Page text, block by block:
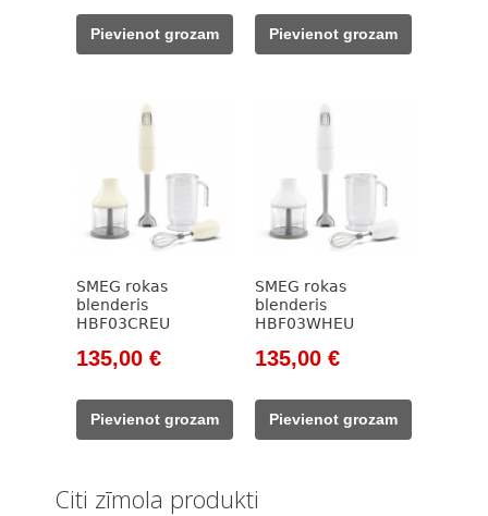
was:
154,00 €.
135,00 €.
Pievienot grozam
was:
154,00 €.
135,00 €.
Pievienot grozam
SMEG rokas
blenderis
HBF03CREU
Original
was:
154,00 €.
135,00 €Current
135,00 €.
Pievienot grozam
SMEG rokas
blenderis
HBF03WHEU
Original
was:
154,00 €.
135,00 €Current
135,00 €.
Pievienot grozam
Citi zīmola produkti